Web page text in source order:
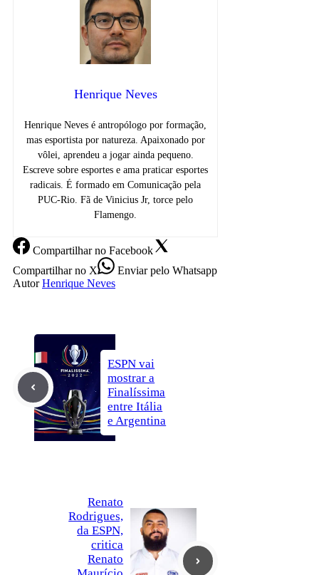
Henrique Neves
Henrique Neves é antropólogo por formação,
mas esportista por natureza. Apaixonado por
vôlei, aprendeu a jogar ainda pequeno.
Escreve sobre esportes e ama praticar esportes
radicais. É formado em Comunicação pela
PUC-Rio. Fã de Vinicius Jr, torce pelo
Flamengo.
Compartilharno Facebook
Compartilharno X Enviarpelo Whatsapp
Autor Henrique Neves
ESPN vai
mostrar a
Finalíssima
entre Itália
e Argentina
Renato
Rodrigues,
da ESPN,
critica
Renato